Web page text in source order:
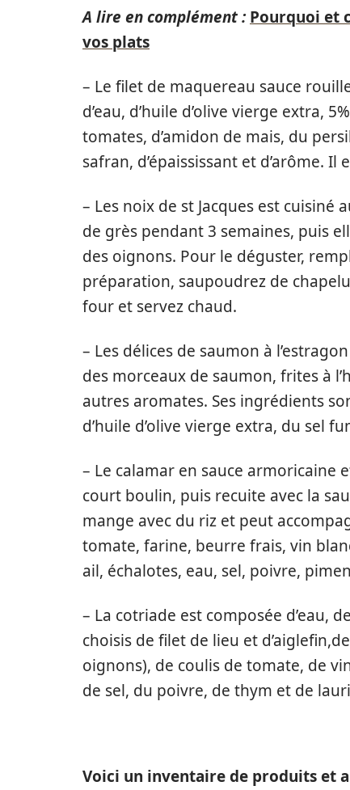
A lire en complément : Pourquoi et
vos plats
– Le filet de maquereau sauce
d’eau, d’huile d’olive vierge extra,
tomates, d’amidon de mais, du
safran, d’épaississant et d’arôme.
– Les noix de st Jacques est
de grès pendant 3 semaines, puis
des oignons. Pour le déguster,
préparation, saupoudrez de
four et servez chaud.
– Les délices de saumon à
des morceaux de saumon, frites à
autres aromates. Ses ingrédients
d’huile d’olive vierge extra, du sel
– Le calamar en sauce armoricaine
court boulin, puis recuite avec la
mange avec du riz et peut
tomate, farine, beurre frais, vin
ail, échalotes, eau, sel, poivre,
– La cotriade est composée d’eau,
choisis de filet de lieu et
oignons), de coulis de tomate, de
de sel, du poivre, de thym et de
Voici un inventaire de produits et